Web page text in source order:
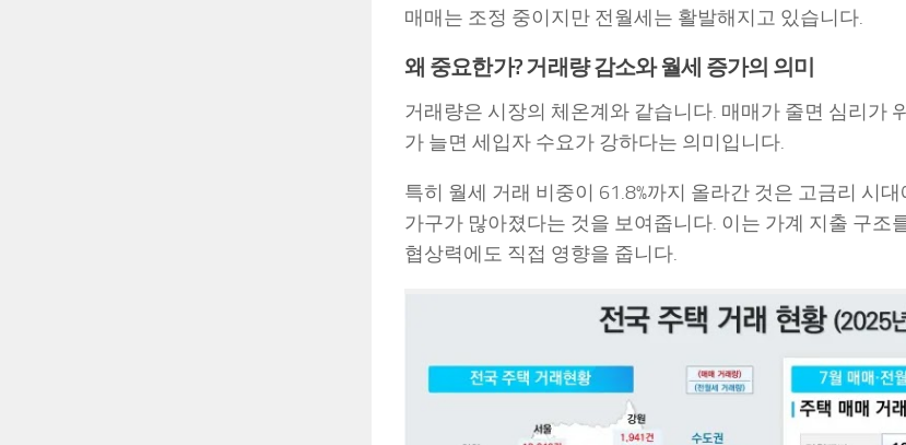
매매는 조정 중이지만 전월세는 활발해지고 있습니다.
왜 중요한가? 거래량 감소와 월세 증가의 의미
거래량은 시장의 체온계와 같습니다. 매매가 줄면 심리가
가 늘면 세입자 수요가 강하다는 의미입니다.
특히 월세 거래 비중이 61.8%까지 올라간 것은 고금리 시
가구가 많아졌다는 것을 보여줍니다. 이는 가계 지출 구조
협상력에도 직접 영향을 줍니다.